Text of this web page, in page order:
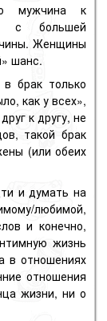
мужчина к
с большей
Женщины
шанс.
брак только
как у всех»,
к другу, не
такой брак
(или обеих
и думать на
любимой,
и конечно,
жизнь
в отношениях
отношения
жизни, ни о